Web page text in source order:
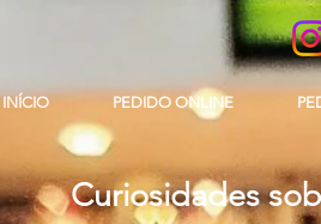
INÍCIO PEDIDO ONLINE
Curiosidades